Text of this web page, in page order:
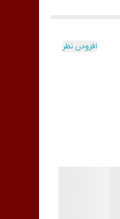
افزودن نظر